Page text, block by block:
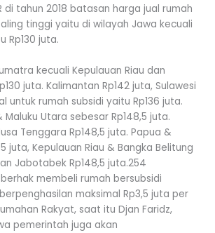
di tahun 2018 batasan harga jual rumah
tinggi yaitu di wilayah Jawa kecuali
Rp130 juta.
kecuali Kepulauan Riau dan
juta. Kalimantan Rp142 juta, Sulawesi
untuk rumah subsidi yaitu Rp136 juta.
Maluku Utara sebesar Rp148,5 juta.
Tenggara Rp148,5 juta. Papua &
juta, Kepulauan Riau & Bangka Belitung
Jabotabek Rp148,5 juta.254
membeli rumah bersubsidi
maksimal Rp3,5 juta per
Rakyat, saat itu Djan Faridz,
pemerintah juga akan